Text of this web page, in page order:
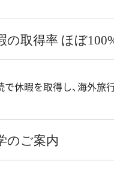
の取得率 ほぼ
で休暇を取得し、海外旅
のご案内